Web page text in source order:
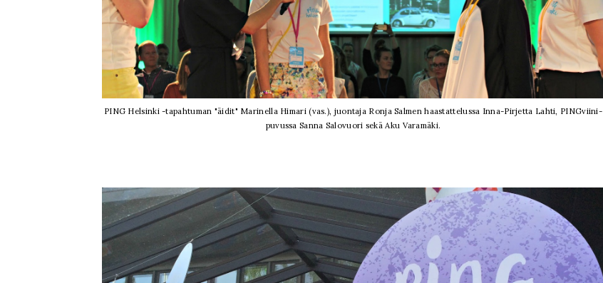
PING Helsinki -tapahtuman "äidit" Marinella Himari (vas.), juontaja Ronja Salmen haastattelussa Inna-Pirjetta Lahti, PINGviini-
puvussa Sanna Salovuori sekä Aku Varamäki.